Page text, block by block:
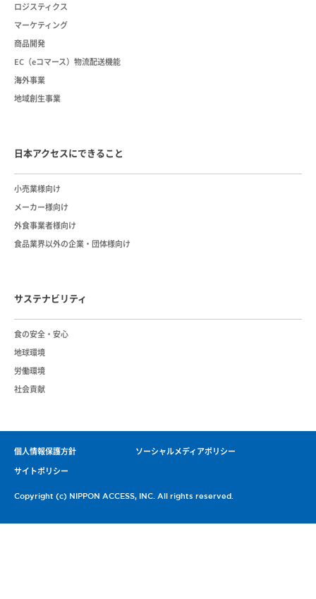
ロジスティクス
マーケティング
商品開発
EC（eコマース）物流配送機能
海外事業
地域創生事業
日本アクセスにできること
小売業様向け
メーカー様向け
外食事業者様向け
食品業界以外の企業・団体様向け
サステナビリティ
⾷の安全・安⼼
地球環境
労働環境
社会貢献
Copyright (c) NIPPON ACCESS, INC. All rights reserved.
個人情報保護方針
ソーシャルメディアポリシー
サイトポリシー